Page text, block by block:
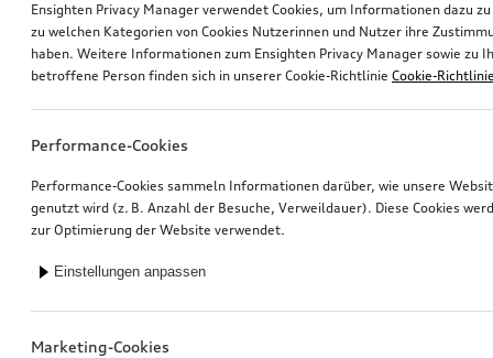
Ensighten Privacy Manager verwendet Cookies, um Informationen dazu
zu welchen Kategorien von Cookies Nutzerinnen und Nutzer ihre
haben. Weitere Informationen zum Ensighten Privacy Manager sowie zu
betroffene Person finden sich in unserer Cookie-Richtlinie Cookie-
Performance-Cookies
Performance-Cookies sammeln Informationen darüber, wie unsere
genutzt wird (z. B. Anzahl der Besuche, Verweildauer). Diese Cookies
zur Optimierung der Website verwendet.
Einstellungen anpassen
Marketing-Cookies